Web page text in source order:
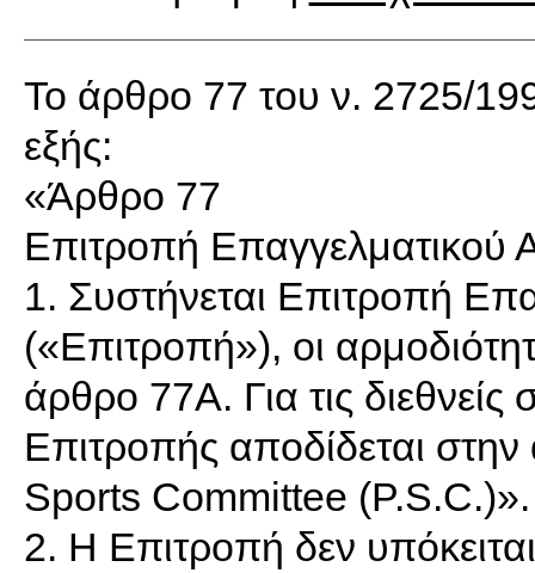
Το άρθρο 77 του ν. 2725/
εξής:
«Άρθρο 77
Επιτροπή Επαγγελματικού
1. Συστήνεται Επιτροπή
(«Επιτροπή»), οι
άρθρο 77Α. Για τις
Επιτροπής αποδίδεται
Sports Committee (P.S.C.)».
2. Η Επιτροπή δεν